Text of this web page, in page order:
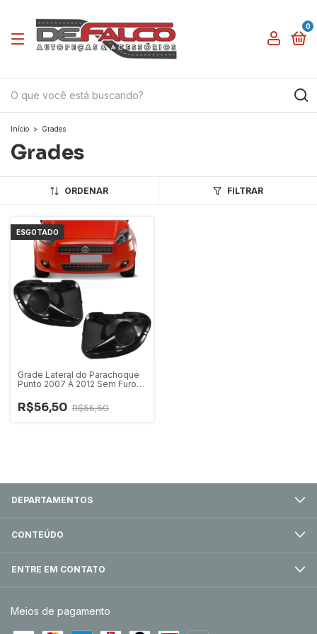
0
Início > Grades
Grades
ORDENAR FILTRAR
ESGOTADO
Grade Lateral do Parachoque
Punto 2007 À 2012 Sem Furo
R$56,50 R$56,60
DEPARTAMENTOS
CONTEÚDO
ENTRE EM CONTATO
Meios de pagamento